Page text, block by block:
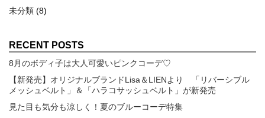
未分類 (8)
RECENT POSTS
8月のボディ子は大人可愛いピンクコーデ♡
【新発売】オリジナルブランドLisa＆LIENより 「リバーシブル
メッシュベルト」＆「ハラコサッシュベルト」が新発売
見た目も気分も涼しく！夏のブルーコーデ特集